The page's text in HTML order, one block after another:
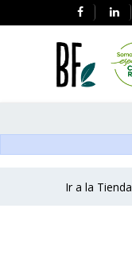
Ir a la Tienda